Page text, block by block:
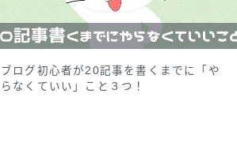
ブログ初心者が20記事を書くまでに「や
らなくていい」こと３つ！